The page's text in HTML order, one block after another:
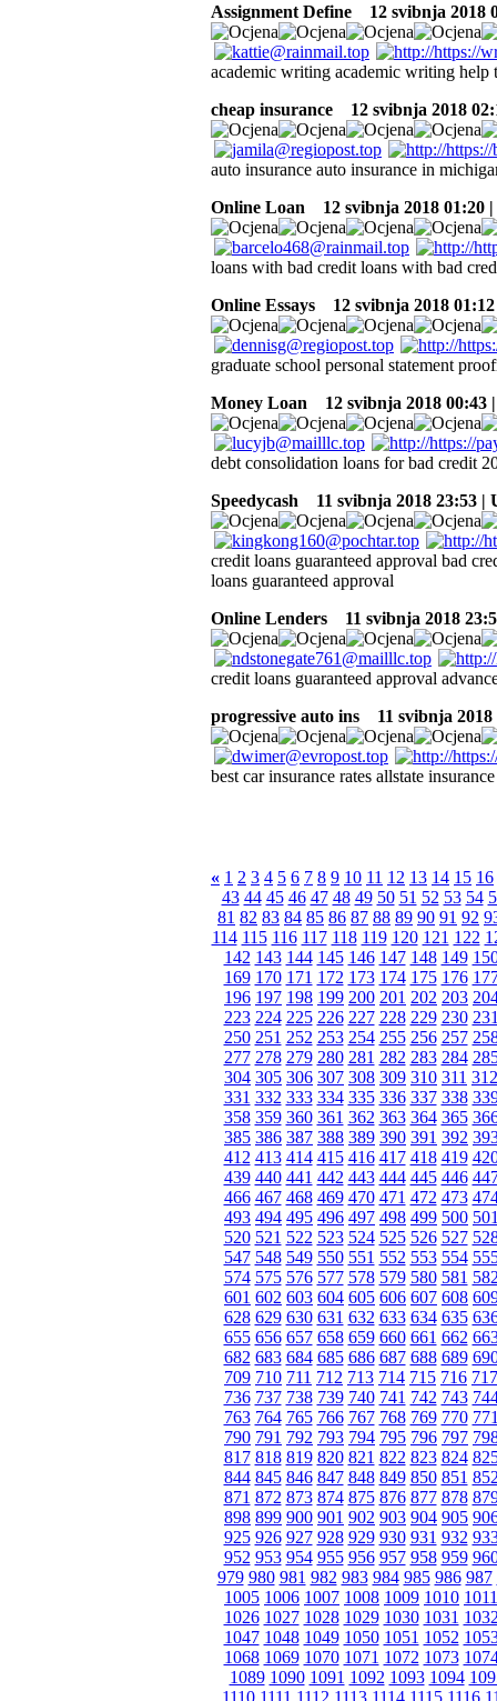
Assignment Define
12 svibnja 2018
academic writing academic writing help
cheap insurance
12 svibnja 2018
auto insurance auto insurance in
Online Loan
12 svibnja 2018 01:20
loans with bad credit loans with bad
Online Essays
12 svibnja 2018
graduate school personal statement
Money Loan
12 svibnja 2018 00:43
debt consolidation loans for bad credit
Speedycash
11 svibnja 2018 23:53 |
credit loans guaranteed approval bad
loans guaranteed approval
Online Lenders
11 svibnja 2018
credit loans guaranteed approval
progressive auto ins
11 svibnja
best car insurance rates allstate
« 1 2 3 4 5 6 7 8 9 10 11 12 13 14 15 16
43 44 45 46 47 48 49 50 51 52 53 54
81 82 83 84 85 86 87 88 89 90 91 92
114 115 116 117 118 119 120 121 122
142 143 144 145 146 147 148 149
169 170 171 172 173 174 175 176
196 197 198 199 200 201 202 203
223 224 225 226 227 228 229 230
250 251 252 253 254 255 256 257
277 278 279 280 281 282 283 284
304 305 306 307 308 309 310 311 312
331 332 333 334 335 336 337 338
358 359 360 361 362 363 364 365
385 386 387 388 389 390 391 392
412 413 414 415 416 417 418 419
439 440 441 442 443 444 445 446
466 467 468 469 470 471 472 473
493 494 495 496 497 498 499 500
520 521 522 523 524 525 526 527
547 548 549 550 551 552 553 554
574 575 576 577 578 579 580 581
601 602 603 604 605 606 607 608
628 629 630 631 632 633 634 635
655 656 657 658 659 660 661 662
682 683 684 685 686 687 688 689
709 710 711 712 713 714 715 716 717
736 737 738 739 740 741 742 743
763 764 765 766 767 768 769 770
790 791 792 793 794 795 796 797
817 818 819 820 821 822 823 824
844 845 846 847 848 849 850 851
871 872 873 874 875 876 877 878
898 899 900 901 902 903 904 905
925 926 927 928 929 930 931 932
952 953 954 955 956 957 958 959
979 980 981 982 983 984 985 986 987
1005 1006 1007 1008 1009 1010 1011
1026 1027 1028 1029 1030 1031
1047 1048 1049 1050 1051 1052
1068 1069 1070 1071 1072 1073
1089 1090 1091 1092 1093 1094
1110 1111 1112 1113 1114 1115 1116